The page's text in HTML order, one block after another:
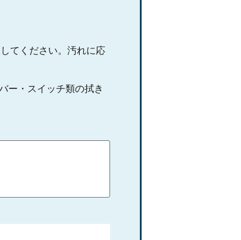
てください。汚れに応
ー・スイッチ類の拭き